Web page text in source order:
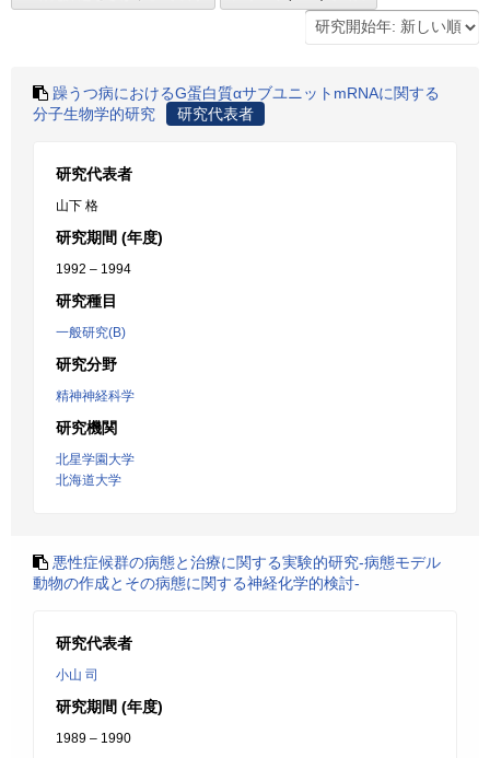
躁うつ病におけるG蛋白質αサブユニットmRNAに関する
分子生物学的研究
研究代表者
研究代表者
山下 格
研究期間 (年度)
1992 – 1994
研究種目
一般研究(B)
研究分野
精神神経科学
研究機関
北星学園大学
北海道大学
悪性症候群の病態と治療に関する実験的研究-病態モデル
動物の作成とその病態に関する神経化学的検討-
研究代表者
小山 司
研究期間 (年度)
1989 – 1990